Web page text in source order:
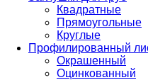
Квадратные
Прямоугольные
Круглые
Профилированный
Окрашенный
Оцинкованный